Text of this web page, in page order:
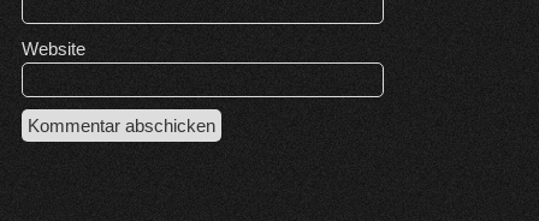
Website